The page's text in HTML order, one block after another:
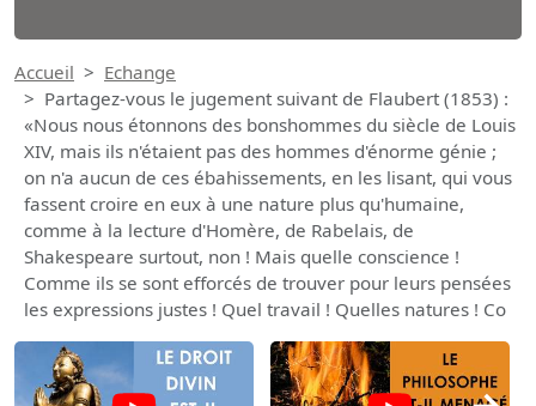
Accueil
Echange
Partagez-vous le jugement suivant de Flaubert (1853) :
«Nous nous étonnons des bonshommes du siècle de Louis
XIV, mais ils n'étaient pas des hommes d'énorme génie ;
on n'a aucun de ces ébahissements, en les lisant, qui vous
fassent croire en eux à une nature plus qu'humaine,
comme à la lecture d'Homère, de Rabelais, de
Shakespeare surtout, non ! Mais quelle conscience !
Comme ils se sont efforcés de trouver pour leurs pensées
les expressions justes ! Quel travail ! Quelles natures ! Co